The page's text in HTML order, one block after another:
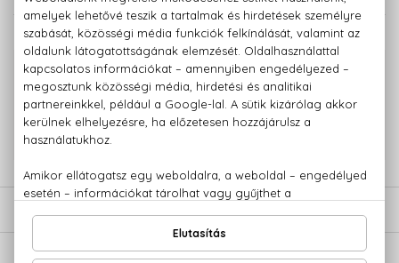
KAPCSOLÓDÓ TERMÉKEK
100% eredeti termékek,14 napos visszaküldési garanciával
Kérdésed van, elakadtál? Hívd ügyfélszolgálatunkat: +36 20
779 1926
ÉRTÉKELÉSEK (0)